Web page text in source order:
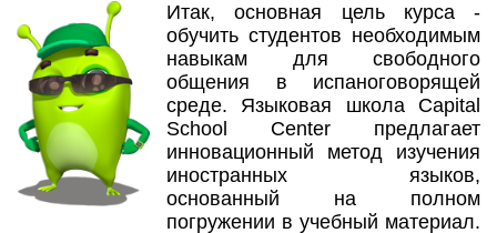
Итак, основная цель курса -
обучить студентов необходимым
навыкам для свободного
общения в испаноговорящей
среде. Языковая школа Capital
School Center предлагает
инновационный метод изучения
иностранных языков,
основанный на полном
погружении в учебный материал.